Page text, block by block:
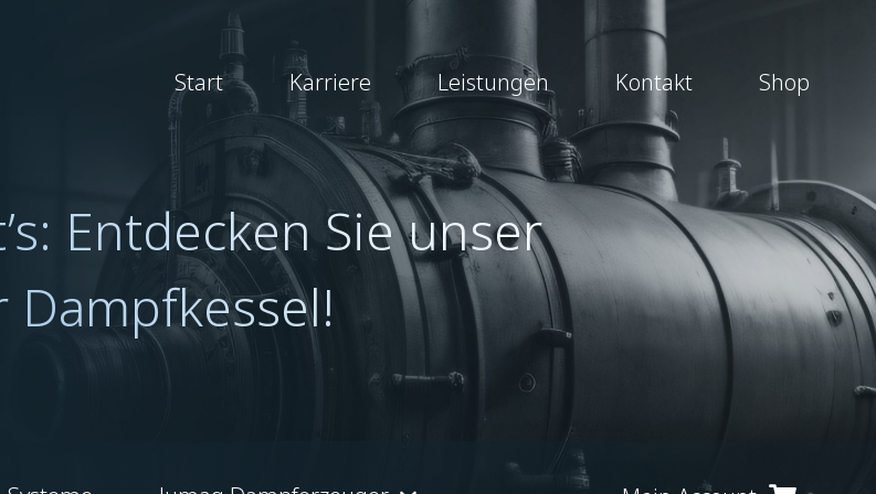
Start Karriere Leistungen Kontakt Shop
Entdecken Sie unser